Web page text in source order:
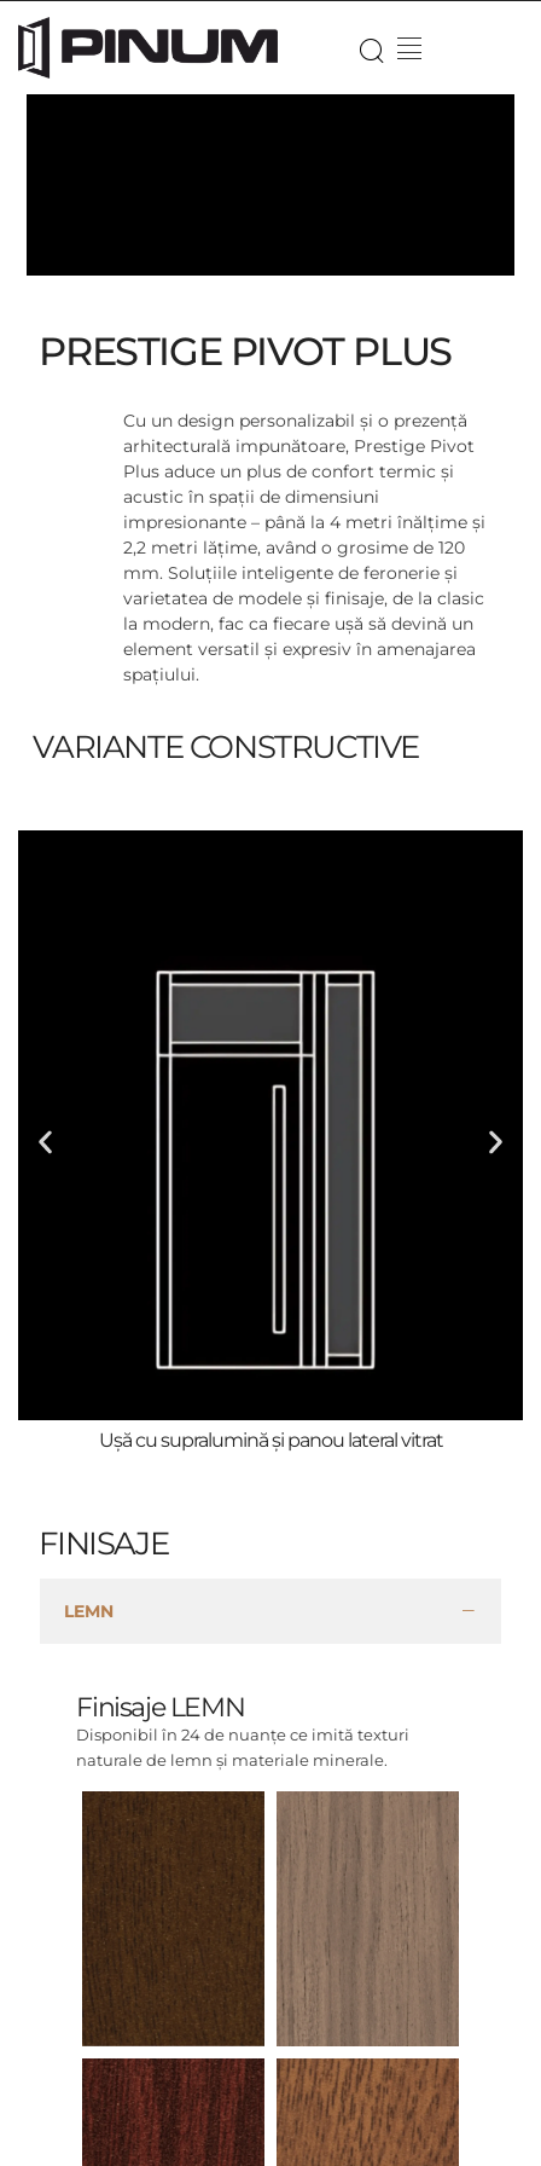
PRESTIGE PIVOT PLUS
Cu un design personalizabil și o prezență
arhitecturală impunătoare, Prestige Pivot
Plus aduce un plus de confort termic și
acustic în spații de dimensiuni
impresionante – până la 4 metri înălțime și
2,2 metri lățime, având o grosime de 120
mm. Soluțiile inteligente de feronerie și
varietatea de modele și finisaje, de la clasic
la modern, fac ca fiecare ușă să devină un
element versatil și expresiv în amenajarea
spațiului.
VARIANTE CONSTRUCTIVE
Ușă cu supralumină și panou lateral vitrat
FINISAJE
LEMN
Finisaje LEMN
Disponibil în 24 de nuanțe ce imită texturi
naturale de lemn și materiale minerale.